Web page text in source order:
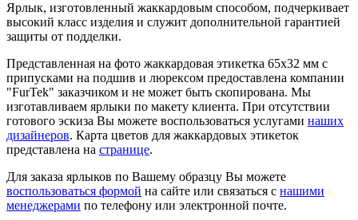
Ярлык, изготовленный жаккардовым способом, подчеркивает
высокий класс изделия и служит дополнительной гарантией
защиты от подделки.
Представленная на фото жаккардовая этикетка 65х32 мм с
припусками на подшив и люрексом предоставлена компании
"FurTek" заказчиком и не может быть скопирована. Мы
изготавливаем ярлыки по макету клиента. При отсутствии
готового эскиза Вы можете воспользоваться услугами наших
дизайнеров. Карта цветов для жаккардовых этикеток
представлена на странице.
Для заказа ярлыков по Вашему образцу Вы можете
воспользоваться формой на сайте или связаться с нашими
менеджерами по телефону или электронной почте.